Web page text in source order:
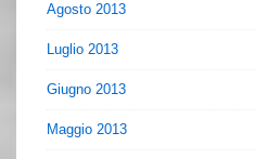
Agosto 2013
Luglio 2013
Giugno 2013
Maggio 2013